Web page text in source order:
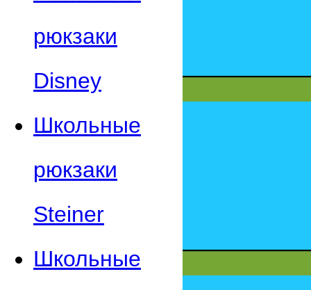
рюкзаки
Disney
Школьные
рюкзаки
Steiner
Школьные